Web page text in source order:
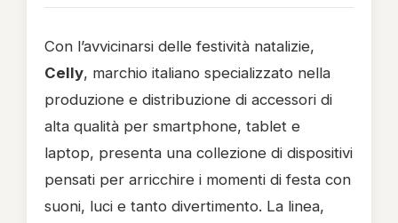
Con l’avvicinarsi delle festività natalizie,
Celly, marchio italiano specializzato nella
produzione e distribuzione di accessori di
alta qualità per smartphone, tablet e
laptop, presenta una collezione di dispositivi
pensati per arricchire i momenti di festa con
suoni, luci e tanto divertimento. La linea,